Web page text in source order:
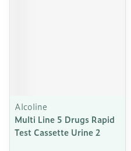
Alcoline
Multi Line 5 Drugs Rapid
Test Cassette Urine 2